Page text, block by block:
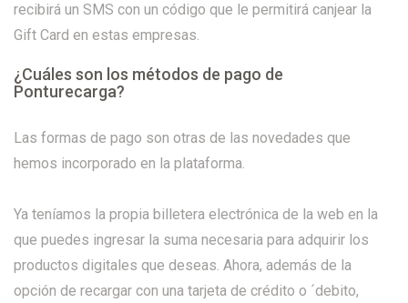
recibirá un SMS con un código que le permitirá canjear la
Gift Card en estas empresas.
¿Cuáles son los métodos de pago de
Ponturecarga?
Las formas de pago son otras de las novedades que
hemos incorporado en la plataforma.
Ya teníamos la propia billetera electrónica de la web en la
que puedes ingresar la suma necesaria para adquirir los
productos digitales que deseas. Ahora, además de la
opción de recargar con una tarjeta de crédito o ´debito,